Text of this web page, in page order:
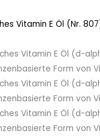
Vitamin E Öl (Nr.
Vitamin E Öl (d-
Form von
Vitamin E Öl (d-
Form von
Vitamin E Öl (d-
Form von